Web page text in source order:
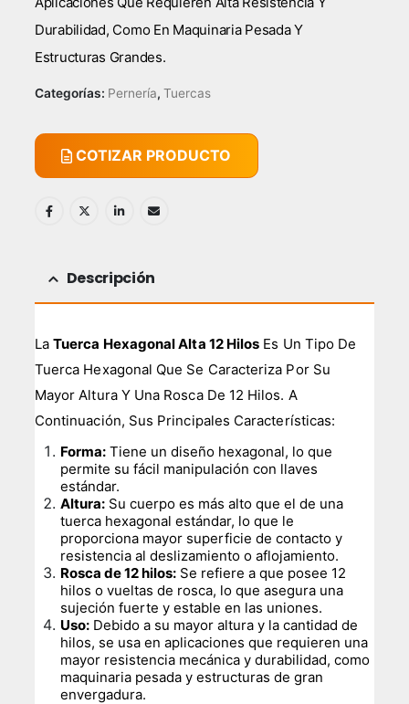
Durabilidad, Como En Maquinaria Pesada Y
Estructuras Grandes.
Categorías: Pernería, Tuercas
COTIZAR PRODUCTO
Descripción
LaTuerca Hexagonal Alta 12 Hilos Es Un Tipo De
Tuerca Hexagonal Que Se Caracteriza Por Su
Mayor Altura Y Una Rosca De 12 Hilos. A
Continuación, Sus Principales Características:
Forma: Tiene un diseño hexagonal, lo que
permite su fácil manipulación con llaves
estándar.
Altura: Su cuerpo es más alto que el de una
tuerca hexagonal estándar, lo que le
proporciona mayor superficie de contacto y
resistencia al deslizamiento o aflojamiento.
Rosca de 12 hilos: Se refiere a que posee 12
hilos o vueltas de rosca, lo que asegura una
sujeción fuerte y estable en las uniones.
Uso: Debido a su mayor altura y la cantidad de
hilos, se usa en aplicaciones que requieren una
mayor resistencia mecánica y durabilidad, como
maquinaria pesada y estructuras de gran
envergadura.